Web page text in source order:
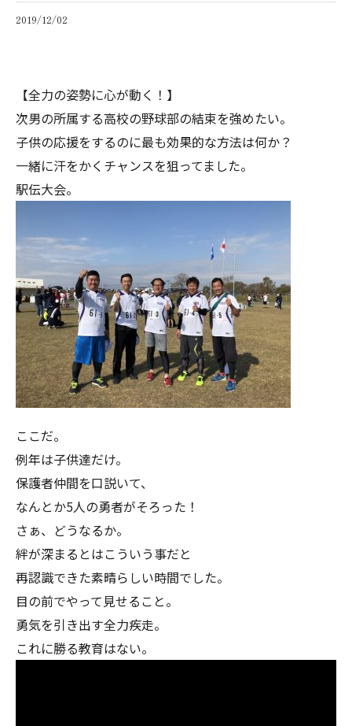
2019/12/02
【全力の姿勢に心が動く！】
次男の所属する高校の野球部の結束を強めたい。
子供の応援をするのに最も効果的な方法は何か？
一緒に汗をかくチャンスを狙ってました。
駅伝大会。
ここだ。
例年は子供達だけ。
保護者仲間を口説いて、
なんとか5人の勇者がそろった！
さぁ、どうなるか。
絆が深まるとはこういう事だと
再認識できた素晴らしい時間でした。
目の前でやって見せること。
勇気を引き出す全力疾走。
これに勝る教育はない。